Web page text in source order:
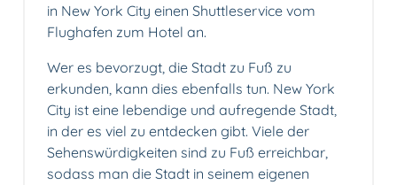
in New York City einen Shuttleservice vom
Flughafen zum Hotel an.
Wer es bevorzugt, die Stadt zu Fuß zu
erkunden, kann dies ebenfalls tun. New York
City ist eine lebendige und aufregende Stadt,
in der es viel zu entdecken gibt. Viele der
Sehenswürdigkeiten sind zu Fuß erreichbar,
sodass man die Stadt in seinem eigenen